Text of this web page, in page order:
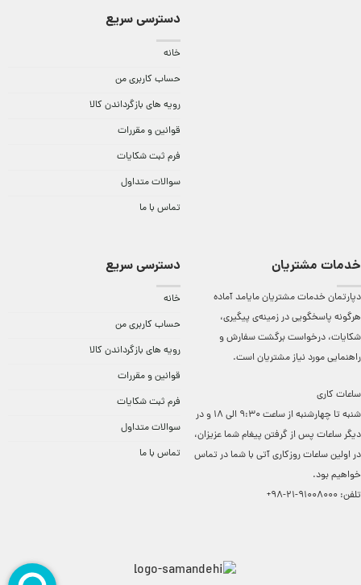
دسترسی سریع
خانه
حساب کاربری من
رویه های بازگرداندن کالا
قوانین و مقررات
فرم ثبت شکایات
سوالات متداول
تماس با ما
خدمات مشتریان
دپارتمان خدمات مشتریان مایامد آماده
هرگونه پاسخگویی در زمینه‌ی پیگیری،
شکایات، درخواست برگشت سفارش و
راهنمایی مورد نیاز مشتریان است.
ساعات کاری
شنبه تا چهارشنبه از ساعت 9:30 الی 18 و در
دیگر ساعات ‌پس از گرفتن پیغام شما عزیزان،
در اولین ساعات روزکاری آتی با شما در تماس
خواهیم بود.
تلفن: 91008000-21-98+
دسترسی سریع
خانه
حساب کاربری من
رویه های بازگرداندن کالا
قوانین و مقررات
فرم ثبت شکایات
سوالات متداول
تماس با ما